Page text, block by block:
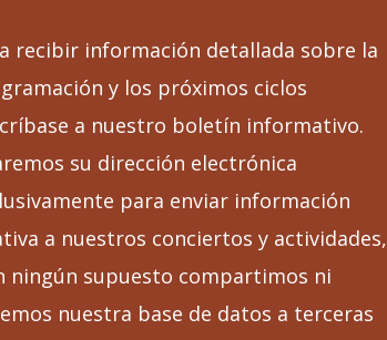
recibir información detallada sobre la
y los próximos ciclos
a nuestro boletín informativo.
su dirección electrónica
para enviar información
a nuestros conciertos y actividades,
ningún supuesto compartimos ni
nuestra base de datos a terceras